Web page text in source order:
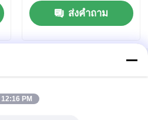
คันคันคันคันคันคันคันคัน
คันคันคันคันคันคันคันคัน
คันคันคันคัน
ส่งคำถาม
นโยบายความเป็นส่วนตัว
12:16 PM